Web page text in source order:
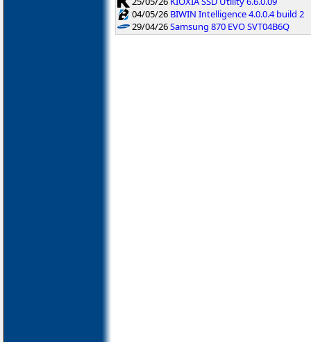
04/05/26 BIWIN Intelligence 4.0.0.4 build 2
29/04/26Samsung 870 EVO SVT04B6Q